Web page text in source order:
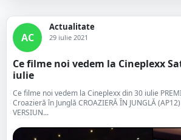
AC
Actualitate
29 iulie 2021
Ce filme noi vedem la Cineplexx
iulie
Ce filme noi vedem la Cineplexx din 30 iulie
Croazieră în Junglă CROAZIERĂ ÎN JUNGLĂ
VERSIUN...